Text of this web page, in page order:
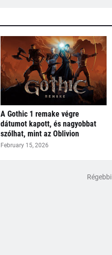
A Gothic 1 remake végre
dátumot kapott, és nagyobbat
szólhat, mint az Oblivion
February 15, 2026
Régebbi